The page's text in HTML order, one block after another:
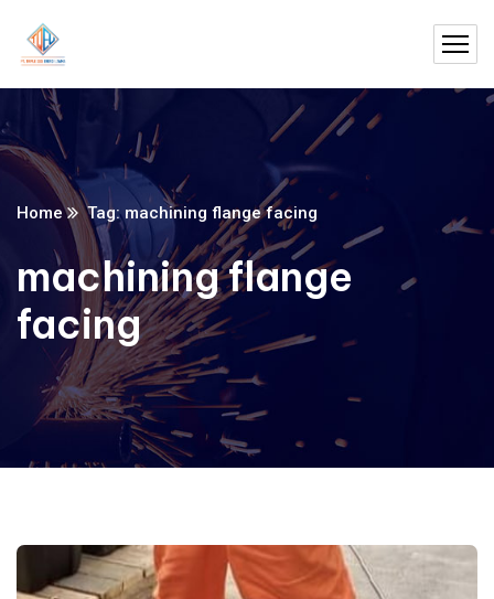
Home Tag: machining flange facing
machining flange
facing